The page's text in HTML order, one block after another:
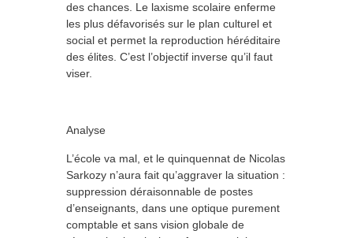
des chances. Le laxisme scolaire enferme
les plus défavorisés sur le plan culturel et
social et permet la reproduction héréditaire
des élites. C’est l’objectif inverse qu’il faut
viser.
Analyse
L’école va mal, et le quinquennat de Nicolas
Sarkozy n’aura fait qu’aggraver la situation :
suppression déraisonnable de postes
d’enseignants, dans une optique purement
comptable et sans vision globale de